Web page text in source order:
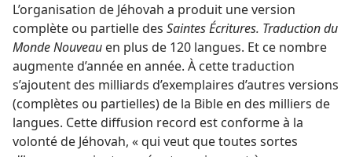
L’organisation de Jéhovah a produit une version
complète ou partielle des Saintes Écritures. Traduction du
Monde Nouveau en plus de 120 langues. Et ce nombre
augmente d’année en année. À cette traduction
s’ajoutent des milliards d’exemplaires d’autres versions
(complètes ou partielles) de la Bible en des milliers de
langues. Cette diffusion record est conforme à la
volonté de Jéhovah, « qui veut que toutes sortes